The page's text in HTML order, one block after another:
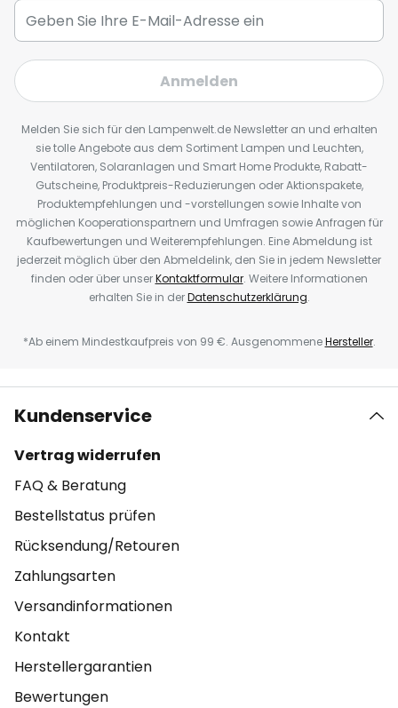
Anmelden
Melden Sie sich für den Lampenwelt.de Newsletter an und erhalten
sie tolle Angebote aus dem Sortiment Lampen und Leuchten,
Ventilatoren, Solaranlagen und Smart Home Produkte, Rabatt-
Gutscheine, Produktpreis-Reduzierungen oder Aktionspakete,
Produktempfehlungen und -vorstellungen sowie Inhalte von
möglichen Kooperationspartnern und Umfragen sowie Anfragen für
Kaufbewertungen und Weiterempfehlungen. Eine Abmeldung ist
jederzeit möglich über den Abmeldelink, den Sie in jedem Newsletter
finden oder über unserKontaktformular. Weitere Informationen
erhalten Sie in derDatenschutzerklärung.
*Ab einem Mindestkaufpreis von 99 €. AusgenommeneHersteller.
Kundenservice
Vertrag widerrufen
FAQ & Beratung
Bestellstatus prüfen
Rücksendung/Retouren
Zahlungsarten
Versandinformationen
Kontakt
Herstellergarantien
Bewertungen